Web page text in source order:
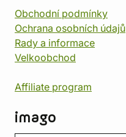
Obchodní podmínky
Ochrana osobních údajů
Rady a informace
Velkoobchod
Affiliate program
imago